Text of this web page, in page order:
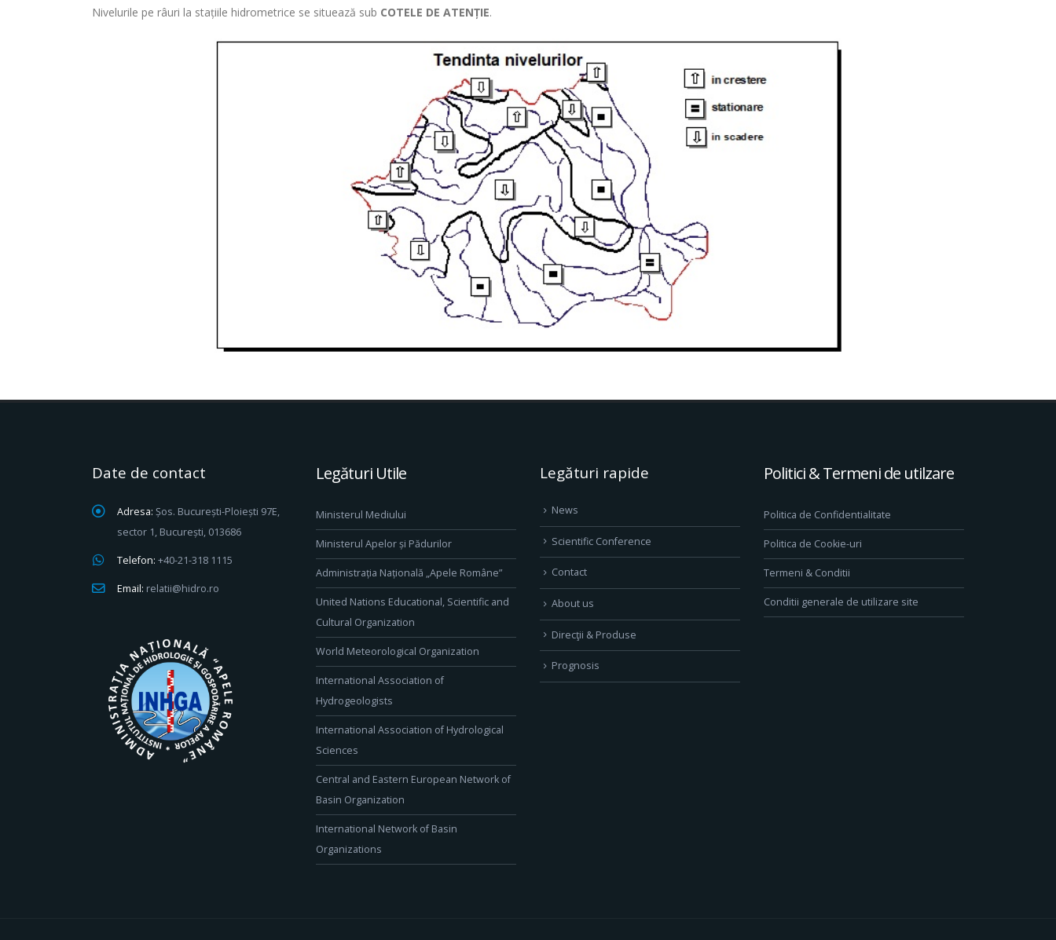
Nivelurile pe râuri la stațiile hidrometrice se situează sub COTELE DE ATENȚIE.
Date de contact
Adresa: Șos. București-Ploiești 97E,
sector 1, București, 013686
Telefon: +40-21-318 1115
Email: relatii@hidro.ro
Legături Utile
Ministerul Mediului
Ministerul Apelor și Pădurilor
Administrația Națională „Apele Române”
United Nations Educational, Scientific and
Cultural Organization
World Meteorological Organization
International Association of
Hydrogeologists
International Association of Hydrological
Sciences
Central and Eastern European Network of
Basin Organization
International Network of Basin
Organizations
Legături rapide
News
Scientific Conference
Contact
About us
Direcţii & Produse
Prognosis
Politici & Termeni de utilzare
Politica de Confidentialitate
Politica de Cookie-uri
Termeni & Conditii
Conditii generale de utilizare site